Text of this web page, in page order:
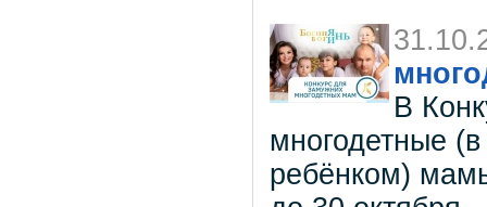
В
многодетные
ребёнком)